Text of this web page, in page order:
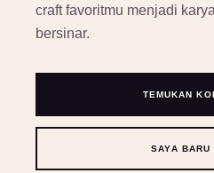
craft favoritmu menjadi
bersinar.
TEMUKAN
SAYA BARU